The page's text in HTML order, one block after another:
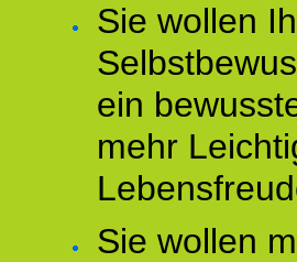
Sie wollen
ein
mehr
Sie wollen